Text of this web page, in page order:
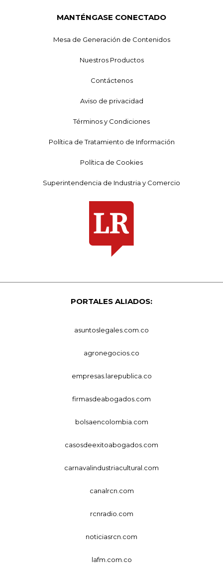
MANTÉNGASE CONECTADO
Mesa de Generación de Contenidos
Nuestros Productos
Contáctenos
Aviso de privacidad
Términos y Condiciones
Política de Tratamiento de Información
Política de Cookies
Superintendencia de Industria y Comercio
PORTALES ALIADOS:
asuntoslegales.com.co
agronegocios.co
empresas.larepublica.co
firmasdeabogados.com
bolsaencolombia.com
casosdeexitoabogados.com
carnavalindustriacultural.com
canalrcn.com
rcnradio.com
noticiasrcn.com
lafm.com.co